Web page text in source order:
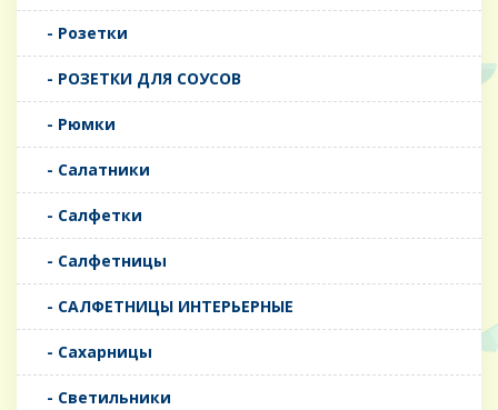
- Розетки
- РОЗЕТКИ ДЛЯ СОУСОВ
- Рюмки
- Салатники
- Салфетки
- Салфетницы
- САЛФЕТНИЦЫ ИНТЕРЬЕРНЫЕ
- Сахарницы
- Светильники